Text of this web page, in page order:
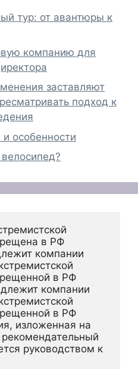
тур: от авантюры к
компанию для
заставляют
подход к
особенности
в РФ
компании
в РФ
компании
в РФ
изложенная на
рекомендательный
руководством к